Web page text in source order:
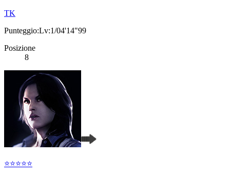
TK
Punteggio:Lv:1/04'14"99
Posizione
8
⭐️⭐️⭐️⭐️⭐️